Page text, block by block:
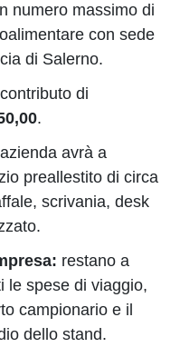
numero massimo di
con sede
di Salerno.
di
.
avrà a
preallestito di circa
scrivania, desk
restano a
le spese di viaggio,
campionario e il
dello stand.